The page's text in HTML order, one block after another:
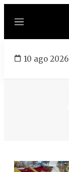
Menú
10 ago 2026